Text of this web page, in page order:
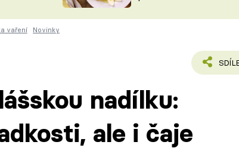
VYCHYTÁVKY
vaření Novinky
nadílku:
ale i čaje